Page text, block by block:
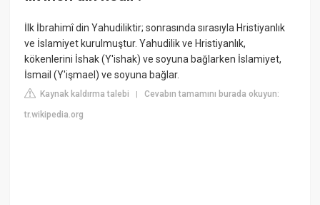
İlk İbrahimî din Yahudiliktir; sonrasında sırasıyla Hristiyanlık
ve İslamiyet kurulmuştur. Yahudilik ve Hristiyanlık,
kökenlerini İshak (Y'ishak) ve soyuna bağlarken İslamiyet,
İsmail (Y'işmael) ve soyuna bağlar.
Kaynak kaldırma talebi |Cevabın tamamını burada okuyun:
tr.wikipedia.org